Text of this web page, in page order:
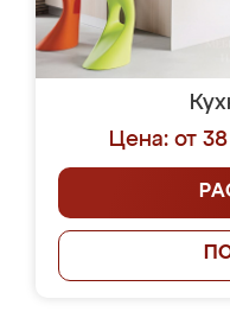
Цена: от